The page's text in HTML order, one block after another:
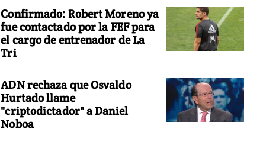
Confirmado: Robert Moreno ya
fue contactado por la FEF para
el cargo de entrenador de La
Tri
ADN rechaza que Osvaldo
Hurtado llame
"criptodictador" a Daniel
Noboa